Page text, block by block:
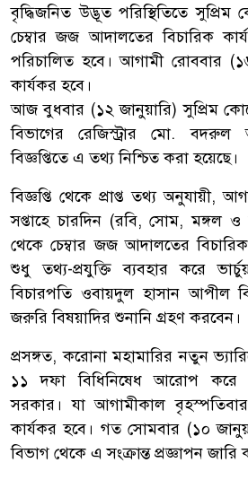
বৃদ্ধিজনিত উদ্ভূত পরিস্থিতিতে
চেম্বার জজ আদালতের বিচারিক
পরিচালিত হবে। আগামী রোববার
কার্যকর হবে।
আজ বুধবার (১২ জানুয়ারি) সুপ্রিম
বিভাগের রেজিস্ট্রার মো.
বিজ্ঞপ্তিতে এ তথ্য নিশ্চিত করা হয়েছে।
বিজ্ঞপ্তি থেকে প্রাপ্ত তথ্য অনুযায়ী,
সপ্তাহে চারদিন (রবি, সোম, মঙ্গল
থেকে চেম্বার জজ আদালতের
শুধু তথ্য-প্রযুক্তি ব্যবহার করে
বিচারপতি ওবায়দুল হাসান আপীল
জরুরি বিষয়াদির শুনানি গ্রহণ করবেন।
প্রসঙ্গত, করোনা মহামারির নতুন
১১ দফা বিধিনিষেধ আরোপ করে
সরকার। যা আগামীকাল
কার্যকর হবে। গত সোমবার (১০
বিভাগ থেকে এ সংক্রান্ত প্রজ্ঞাপন জারি